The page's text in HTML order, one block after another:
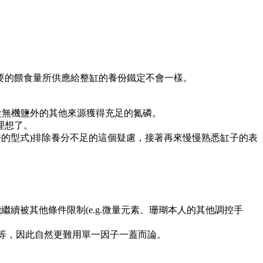
餵食量所供應給整缸的養份鐵定不會一樣。
機鹽外的其他來源獲得充足的氮磷。
了。
型式)排除養分不足的這個疑慮，接著再來慢慢熟悉缸子的表
續被其他條件限制(e.g.微量元素、珊瑚本人的其他調控手
因此自然更難用單一因子一蓋而論。